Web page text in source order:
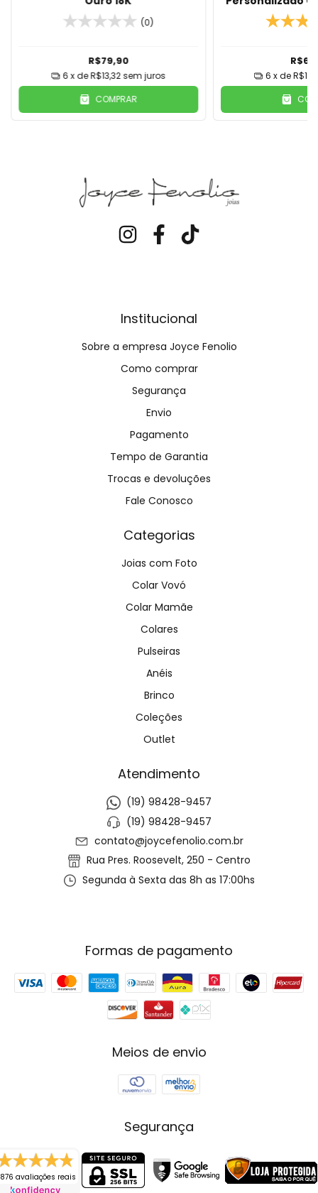
(0)
R$79,90
6x deR$13,32 sem juros
COMPRAR
ou
6 x de
Institucional
Sobre a empresa Joyce Fenolio
Como comprar
Segurança
Envio
Pagamento
Tempo de Garantia
Trocas e devoluções
Fale Conosco
Categorias
Joias com Foto
Colar Vovó
Colar Mamãe
Colares
Pulseiras
Anéis
Brinco
Coleções
Outlet
Atendimento
(19) 98428-9457
(19) 98428-9457
contato@joycefenolio.com.br
Rua Pres. Roosevelt, 250 - Centro
Segunda à Sexta das 8h as 17:00hs
Formas de pagamento
Meios de envio
Segurança
avaliações reais